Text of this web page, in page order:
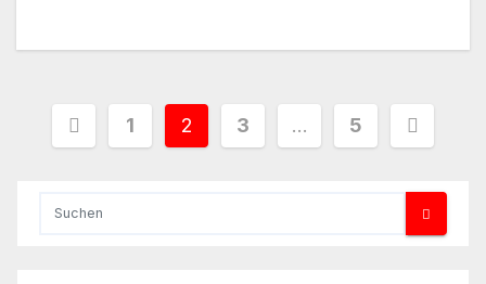
Seitennummerierung
Beiträge
1 2 3 … 5